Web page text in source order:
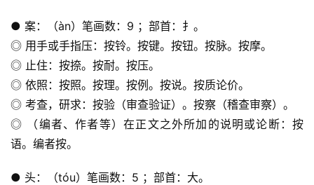
● 案：（àn）笔画数：9 ；部首：扌。
◎ 用手或手指压：按铃。按键。按钮。按脉。按摩。
◎ 止住：按捺。按耐。按压。
◎ 依照：按照。按理。按例。按说。按质论价。
◎ 考查，研求：按验（审查验证）。按察（稽查审察）。
◎ （编者、作者等）在正文之外所加的说明或论断：按
语。编者按。
● 头：（tóu）笔画数：5 ；部首：大。